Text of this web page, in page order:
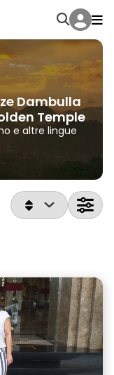
Dambulla
Temple
e altre lingue